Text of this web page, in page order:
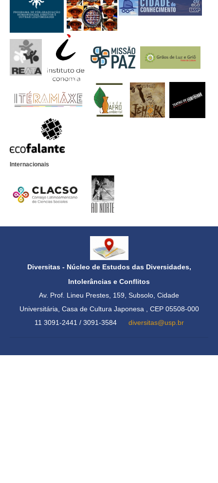
Internacionais
Diversitas - Núcleo de Estudos das Diversidades,
Intolerâncias e Conflitos
Av. Prof. Lineu Prestes, 159, Subsolo, Cidade
Universitária, Casa de Cultura Japonesa , CEP 05508-000
11 3091-2441 / 3091-3584 diversitas@usp.br